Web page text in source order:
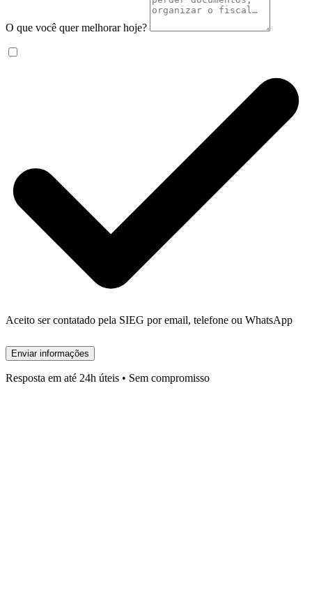
O que você quer melhorar hoje?
Aceito ser contatado pela SIEG por email, telefone ou WhatsApp
Enviar informações
Resposta em até 24h úteis • Sem compromisso